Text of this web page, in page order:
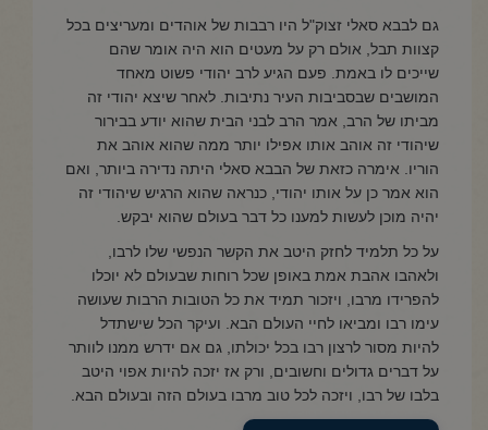
גם לבבא סאלי זצוק"ל היו רבבות של אוהדים ומעריצים בכל
קצוות תבל, אולם רק על מעטים הוא היה אומר שהם
שייכים לו באמת. פעם הגיע לרב יהודי פשוט מאחד
המושבים שבסביבות העיר נתיבות. לאחר שיצא יהודי זה
מביתו של הרב, אמר הרב לבני הבית שהוא יודע בבירור
שיהודי זה אוהב אותו אפילו יותר ממה שהוא אוהב את
הוריו. אימרה כזאת של הבבא סאלי היתה נדירה ביותר, ואם
הוא אמר כן על אותו יהודי, כנראה שהוא הרגיש שיהודי זה
יהיה מוכן לעשות למענו כל דבר בעולם שהוא יבקש.
על כל תלמיד לחזק היטב את הקשר הנפשי שלו לרבו,
ולאהבו אהבת אמת באופן שכל רוחות שבעולם לא יוכלו
להפרידו מרבו, ויזכור תמיד את כל הטובות הרבות שעושה
עימו רבו ומביאו לחיי העולם הבא. ועיקר הכל שישתדל
להיות מסור לרצון רבו בכל יכולתו, גם אם ידרש ממנו לוותר
על דברים גדולים וחשובים, ורק אז יזכה להיות אפוי היטב
בלבו של רבו, ויזכה לכל טוב מרבו בעולם הזה ובעולם הבא.